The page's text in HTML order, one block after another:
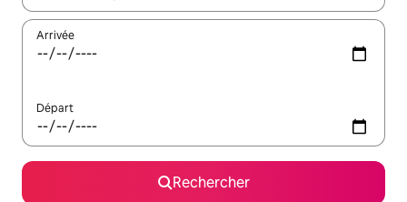
Arrivée
Départ
Rechercher